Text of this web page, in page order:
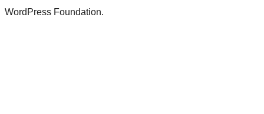
WordPress Foundation.